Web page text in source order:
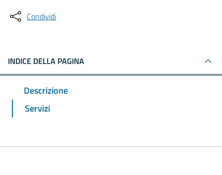
Condividi
INDICE DELLA PAGINA
Descrizione
Servizi